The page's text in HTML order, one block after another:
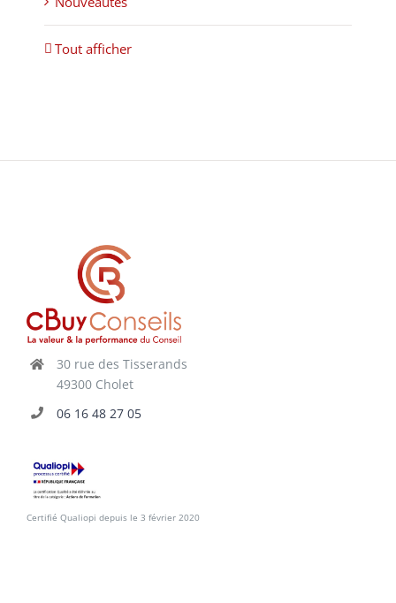
Tout afficher
30 rue des Tisserands
49300 Cholet
06 16 48 27 05
Certifié Qualiopi depuis le 3 février 2020